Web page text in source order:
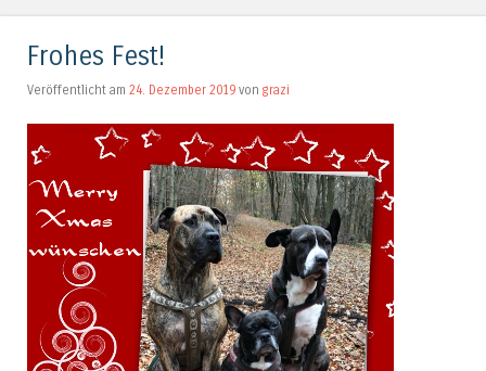
Frohes Fest!
Veröffentlicht am 24. Dezember 2019 von grazi